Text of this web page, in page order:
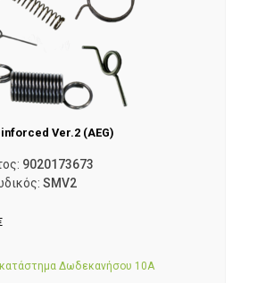
Ver.2 (AEG)
9020173673
SMV2
κατάστημα Δωδεκανήσου 10Α